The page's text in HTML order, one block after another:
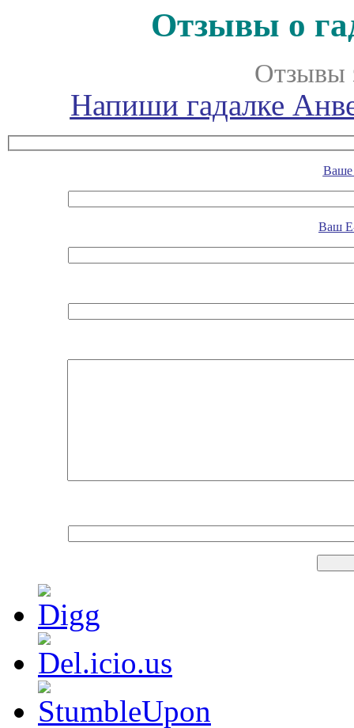
Отзывы о
Отзывы
Напиши гадалке
Ваше
Ваш